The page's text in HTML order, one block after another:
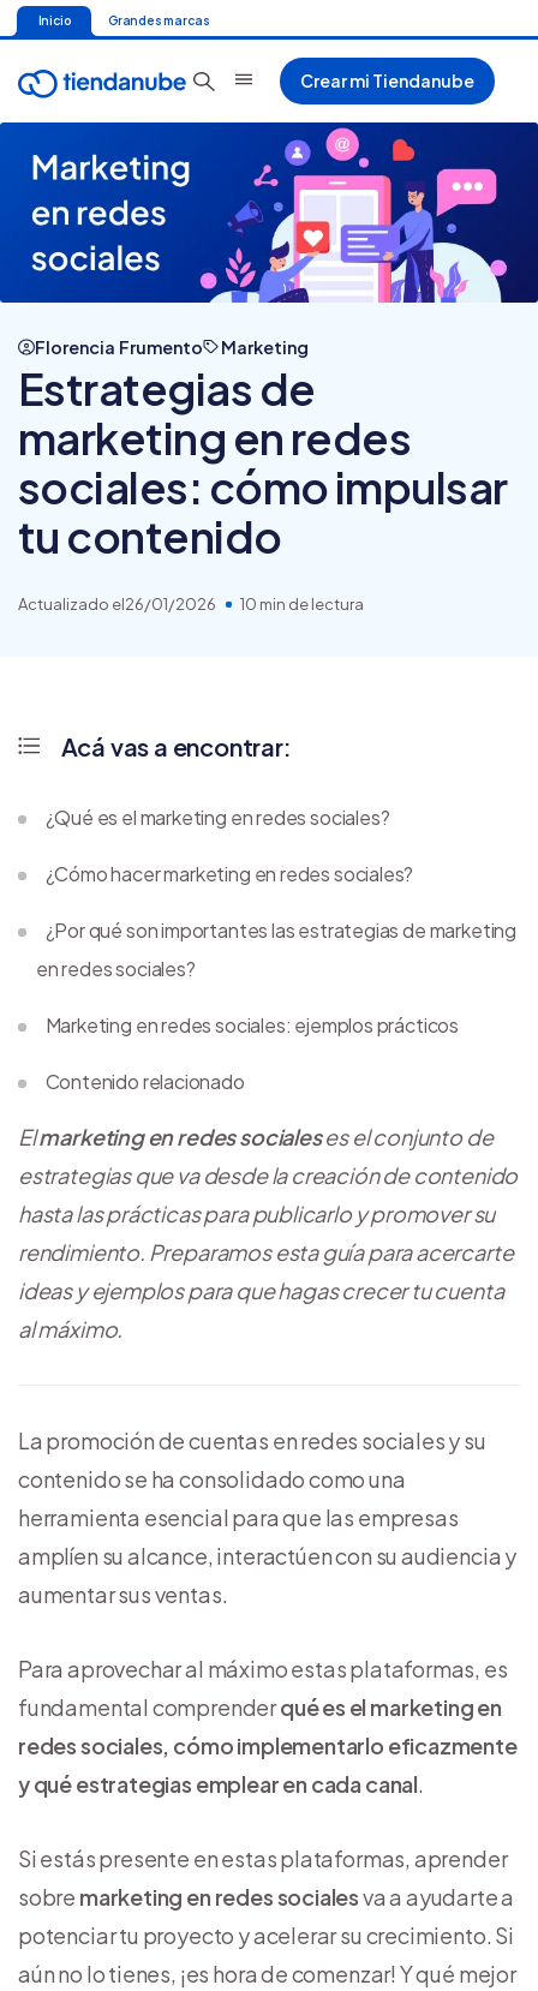
Inicio Grandes marcas
Crear mi Tiendanube
Florencia Frumento Marketing
Estrategias de
marketing en redes
sociales: cómo impulsar
tu contenido
Actualizado el26/01/2026 10 min de lectura
Elmarketing en redes socialeses el conjunto de
estrategias que va desde la creación de contenido
hasta las prácticas para publicarlo y promover su
rendimiento. Preparamos esta guía para acercarte
ideas y ejemplos para que hagas crecer tu cuenta
al máximo.
La promoción de cuentas en redes sociales y su
contenido se ha consolidado como una
herramienta esencial para que las empresas
amplíen su alcance, interactúen con su audiencia y
aumentar sus ventas.
Para aprovechar al máximo estas plataformas, es
fundamental comprenderqué es el marketing en
redes sociales, cómo implementarlo eficazmente
y qué estrategias emplear en cada canal.
Si estás presente en estas plataformas, aprender
sobre marketing en redes socialesva a ayudarte a
potenciar tu proyecto y acelerar su crecimiento. Si
aún no lo tienes, ¡es hora de comenzar! Y qué mejor
Acá vas a encontrar:
¿Qué es el marketing en redes sociales?
¿Cómo hacer marketing en redes sociales?
¿Por qué son importantes las estrategias de marketing
en redes sociales?
Marketing en redes sociales: ejemplos prácticos
Contenido relacionado